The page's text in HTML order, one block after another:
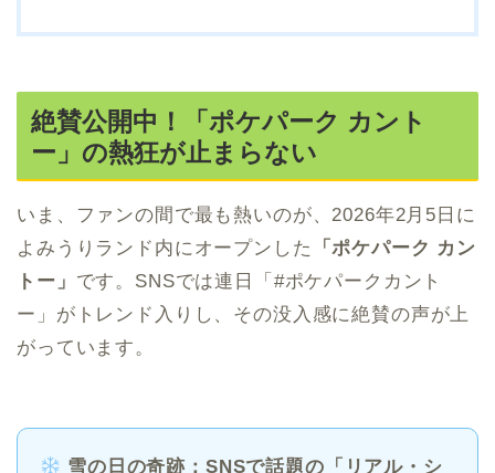
絶賛公開中！「ポケパーク カント
ー」の熱狂が止まらない
いま、ファンの間で最も熱いのが、2026年2月5日に
よみうりランド内にオープンした
「ポケパーク カン
トー」 です。SNSでは連日「#ポケパークカント
ー」がトレンド入りし、その没入感に絶賛の声が上
がっています。
雪の日の奇跡：SNSで話題の「リアル・シ